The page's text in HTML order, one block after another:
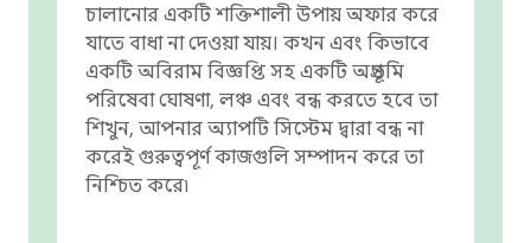
চালানোর একটি শক্তিশালী উপায় অফার করে
যাতে বাধা না দেওয়া যায়। কখন এবং কিভাবে
একটি অবিরাম বিজ্ঞপ্তি সহ একটি অগ্রভূমি
পরিষেবা ঘোষণা, লঞ্চ এবং বন্ধ করতে হবে তা
শিখুন, আপনার অ্যাপটি সিস্টেম দ্বারা বন্ধ না
করেই গুরুত্বপূর্ণ কাজগুলি সম্পাদন করে তা
নিশ্চিত করে৷